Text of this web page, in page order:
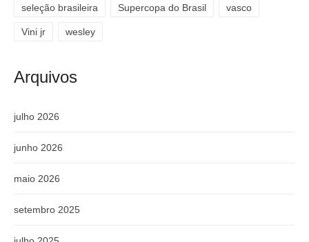
seleção brasileira Supercopa do Brasil vasco
Vini jr wesley
Arquivos
julho 2026
junho 2026
maio 2026
setembro 2025